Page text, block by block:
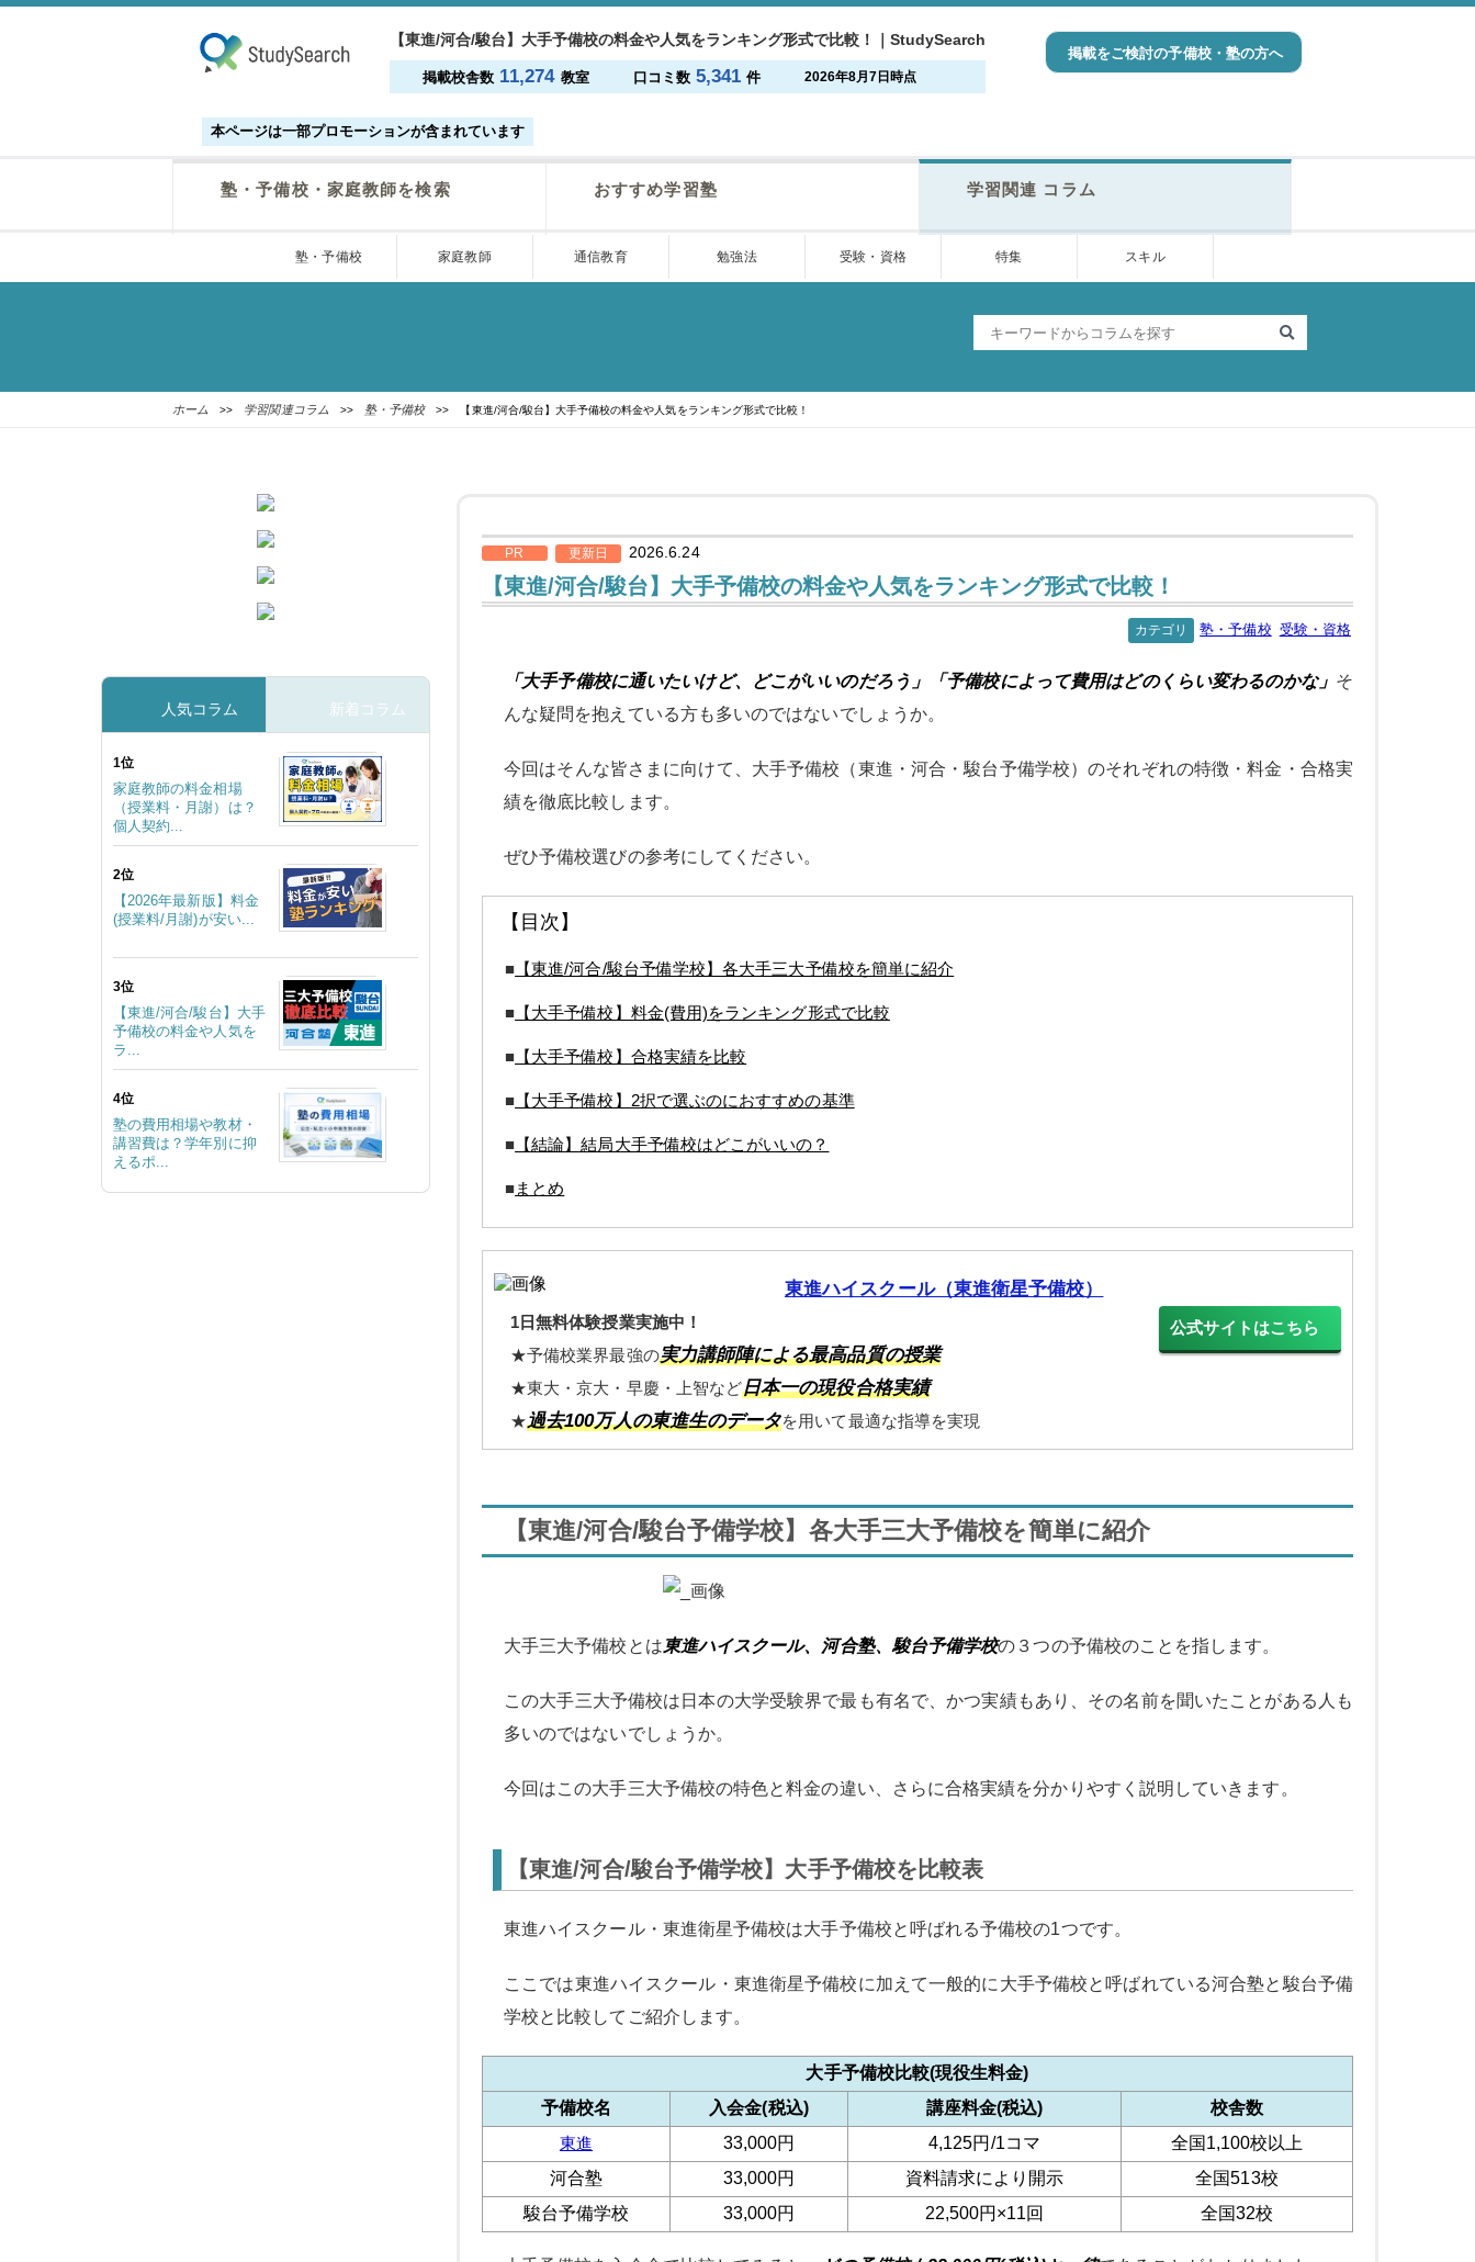
【東進/河合/駿台】大手予備校の料金や人気をランキング形式で比較！｜StudySearch
掲載校舎数 11,274 教室 口コミ数 5,341 件 2026年8月7日時点
本ページは一部プロモーションが含まれています
掲載をご検討の予備校・塾の方へ
塾・予備校・家庭教師を検索 おすすめ学習塾 学習関連 コラム
塾・予備校 家庭教師 通信教育 勉強法 受験・資格 特集 スキル
ホーム >> 学習関連コラム >> 塾・予備校>> 【東進/河合/駿台】大手予備校の料金や人気をランキング形式で比較！
人気コラム 新着コラム
1位
家庭教師の料金相場
（授業料・月謝）は？
個人契約...
2位
【2026年最新版】料金
(授業料/月謝)が安い...
3位
【東進/河合/駿台】大手
予備校の料金や人気を
ラ...
4位
塾の費用相場や教材・
講習費は？学年別に抑
えるポ...
PR 更新日 2026.6.24
【東進/河合/駿台】大手予備校の料金や人気をランキング形式で比較！
カテゴリ 塾・予備校 受験・資格
「大手予備校に通いたいけど、どこがいいのだろう」「予備校によって費用はどのくらい変わるのかな」 そ
んな疑問を抱えている方も多いのではないでしょうか。
今回はそんな皆さまに向けて、大手予備校（東進・河合・駿台予備学校）のそれぞれの特徴・料金・合格実
績を徹底比較します。
ぜひ予備校選びの参考にしてください。
【目次】
■ 【東進/河合/駿台予備学校】各大手三大予備校を簡単に紹介
■ 【大手予備校】料金(費用)をランキング形式で比較
■ 【大手予備校】合格実績を比較
■ 【大手予備校】2択で選ぶのにおすすめの基準
■ 【結論】結局大手予備校はどこがいいの？
■まとめ
東進ハイスクール（東進衛星予備校）
1日無料体験授業実施中！
★予備校業界最強の実力講師陣による最高品質の授業
★東大・京大・早慶・上智など日本一の現役合格実績
★過去100万人の東進生のデータを用いて最適な指導を実現
公式サイトはこちら
【東進/河合/駿台予備学校】各大手三大予備校を簡単に紹介
大手三大予備校とは東進ハイスクール、河合塾、駿台予備学校の３つの予備校のことを指します。
この大手三大予備校は日本の大学受験界で最も有名で、かつ実績もあり、その名前を聞いたことがある人も
多いのではないでしょうか。
今回はこの大手三大予備校の特色と料金の違い、さらに合格実績を分かりやすく説明していきます。
【東進/河合/駿台予備学校】大手予備校を比較表
東進ハイスクール・東進衛星予備校は大手予備校と呼ばれる予備校の1つです。
ここでは東進ハイスクール・東進衛星予備校に加えて一般的に大手予備校と呼ばれている河合塾と駿台予備
学校と比較してご紹介します。
大手予備校比較(現役生料金)
予備校名
入会金(税込) 講座料金(税込)
校舎数
東進
33,000円 4,125円/1コマ
全国1,100校以上
河合塾
33,000円 資料請求により開示
全国513校
駿台予備学校
33,000円 22,500円×11回 全国32校